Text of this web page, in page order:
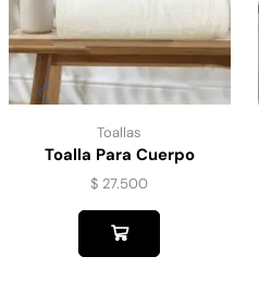
Toallas
Toalla Para Cuerpo
Microfibra 5094
$ 27.500